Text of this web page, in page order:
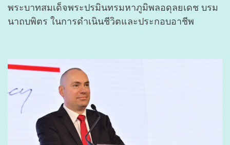
พระบาทสมเด็จพระปรมินทรมหาภูมิพลอดุลยเดช บรม
นาถบพิตร ในการดำเนินชีวิตและประกอบอาชีพ